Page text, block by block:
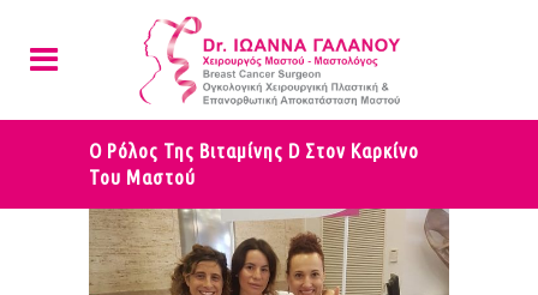
Ο Ρόλος Της Βιταμίνης D Στον Καρκίνο
Του Μαστού